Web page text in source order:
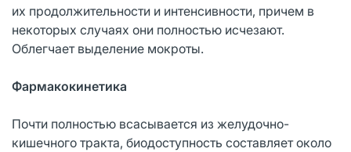
их продолжительности и интенсивности, причем в
некоторых случаях они полностью исчезают.
Облегчает выделение мокроты.
Фармакокинетика
Почти полностью всасывается из желудочно-
кишечного тракта, биодоступность составляет около